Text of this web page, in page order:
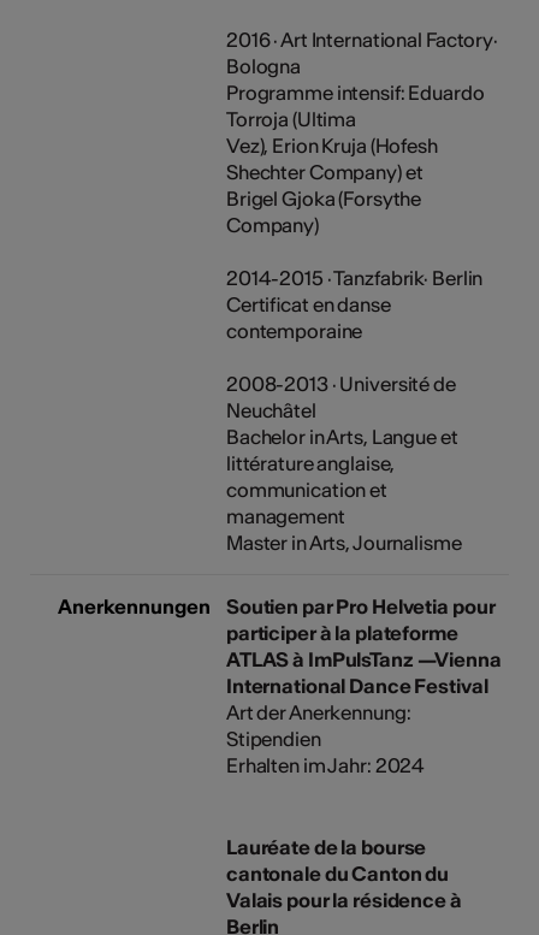
2016 · Art International Factory·
Bologna
Programme intensif: Eduardo
Torroja (Ultima
Vez), Erion Kruja (Hofesh
Shechter Company) et
Brigel Gjoka (Forsythe
Company)
2014-2015 · Tanzfabrik· Berlin
Certificat en danse
contemporaine
2008-2013 · Université de
Neuchâtel
Bachelor in Arts, Langue et
littérature anglaise,
communication et
management
Master in Arts, Journalisme
Anerkennungen
Soutien par Pro Helvetia pour
participer à la plateforme
ATLAS à ImPulsTanz —Vienna
International Dance Festival
Art der Anerkennung:
Stipendien
Erhalten im Jahr: 2024
Lauréate de la bourse
cantonale du Canton du
Valais pour la résidence à
Berlin